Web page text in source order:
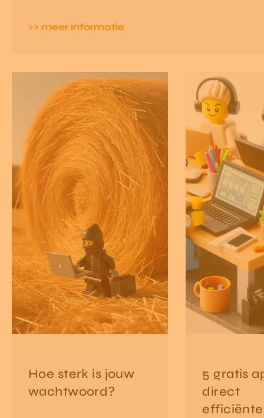
>> meer informatie
Hoe sterk is jouw
wachtwoord?
5 gratis
direct